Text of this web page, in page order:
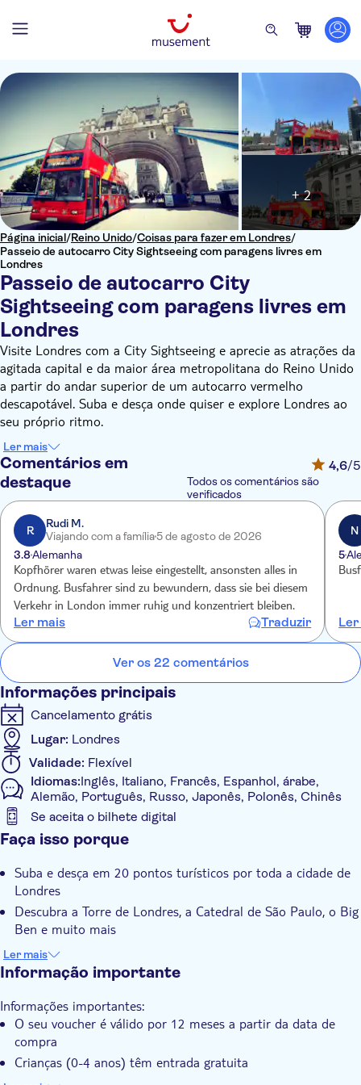
Página inicial/Reino Unido/Coisas para fazer em Londres/
Passeio de autocarro City Sightseeing com paragens livres em
Londres
Passeio de autocarro City
Sightseeing com paragens livres em
Londres
+ 2
Visite Londres com a City Sightseeing e aprecie as atrações da
agitada capital e da maior área metropolitana do Reino Unido
a partir do andar superior de um autocarro vermelho
descapotável. Suba e desça onde quiser e explore Londres ao
seu próprio ritmo.
Londres está repleta de coisas para fazer, por isso embarque
na Rota Vermelha — especificamente concebida para o levar a
todos os melhores pontos da cidade ao longo de 20 paragens
cuidadosamente localizadas. Passeie pelo belo Hyde Park ou
ao longo das margens do Tamisa. Atravesse o rio por quatro
das famosas pontes da cidade, incluindo a emblemática Tower
Bridge, e tire fotos dignas do Instagram do Big Ben. Desde St
Paul’s e a Abadia de Westminster até ao movimentado
Piccadilly Circus e Leicester Square, irá conhecer todos os
recantos de Londres.
Pode escolher entre as seguintes opções disponíveis na caixa
de encomendas:
- 1 dia de acesso ilimitado ao autocarro hop-on hop-off
- Passe ilimitado de 24 horas com paragens à escolha e
cruzeiro fluvial
- Passe ilimitado de 48 horas com paragens à escolha e
cruzeiro no rio
Rota Vermelha:
Belvedere Road (atrás do London Eye)
Aldwych (em frente ao One Aldwych Hotel)
Ludgate Hill (entrada da Catedral de São Paulo)
Estação de Cannon Street (Paragem MB)
Tooley Street
Tower Hill (Torre de Londres)
Victoria Embankment (em frente à Estação Temple,
Paragem W)
Ponte de Westminster (lado do Big Ben) em frente ao
Cais de Westminster
Horseferry Road
Palácio de Buckingham
Hotel Rubens, Buckingham Palace Road
Buckingham Palace Road
Rua do Palácio de Buckingham (Paragem R do Hotel
Clermont)
Ler mais
Comentários em
destaque
4,6/5
Todos os comentários são
verificados
R
Rudi M.
Viajando com a família5 de agosto de 2026
3.8Alemanha
Kopfhörer waren etwas leise eingestellt, ansonsten alles in
Ordnung. Busfahrer sind zu bewundern, dass sie bei diesem
Verkehr in London immer ruhig und konzentriert bleiben.
Ler mais Traduzir
N
5
Ver os 22 comentários
Informações principais
Cancelamento grátis
Lugar: Londres
Validade: Flexível
Idiomas:Inglês, Italiano, Francês, Espanhol, árabe,
Alemão, Português, Russo, Japonês, Polonês, Chinês
Se aceita o bilhete digital
Informações adicionais
Tour guiado
Tour com audio guia
Voucher eletrônico
Wheelchair access
Com audioguia
Faça isso porque
Suba e desça em 20 pontos turísticos por toda a cidade de
Londres
Descubra a Torre de Londres, a Catedral de São Paulo, o Big
Ben e muito mais
Opte por melhorar o seu passeio pela cidade com um
cruzeiro no rio Tamisa
Ler mais
Informação importante
Informações importantes:
O seu voucher é válido por 12 meses a partir da data de
compra
Crianças (0-4 anos) têm entrada gratuita